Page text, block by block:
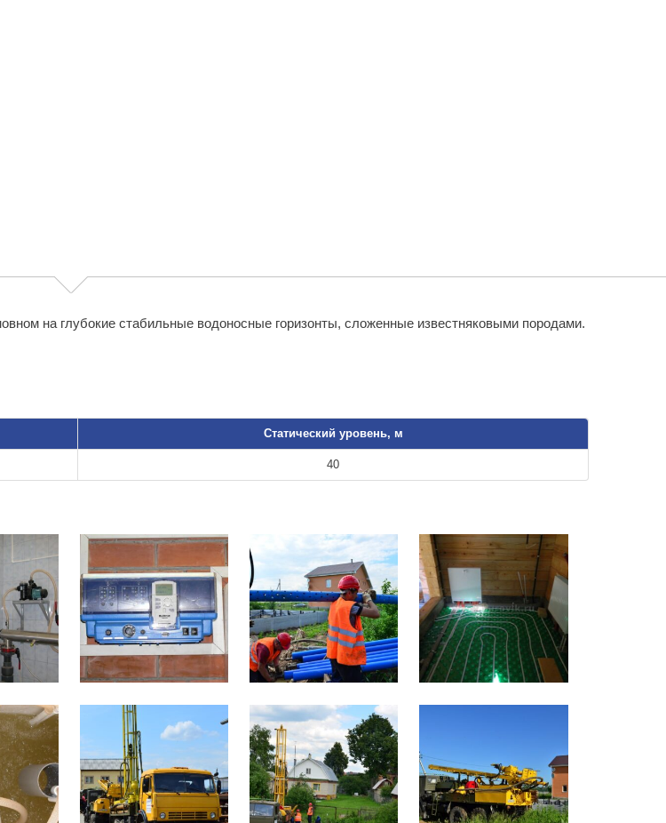
на глубокие стабильные водоносные горизонты, сложенные известняковыми породами.
Статический уровень, м
40